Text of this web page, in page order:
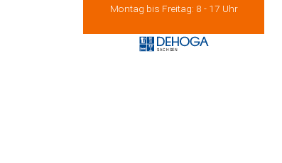
Montag bis Freitag: 8 - 17 Uhr